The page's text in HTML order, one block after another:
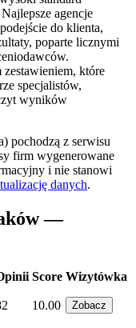
agencje
do klienta,
poparte licznymi
zestawieniem, które
specjalistów,
wyników
pochodzą z serwisu
firm wygenerowane
i nie stanowi
danych.
—
Score Wizytówka
10.00 Zobacz